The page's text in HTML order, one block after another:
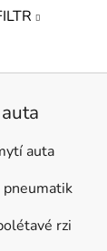
auta
pneumatik
rzi